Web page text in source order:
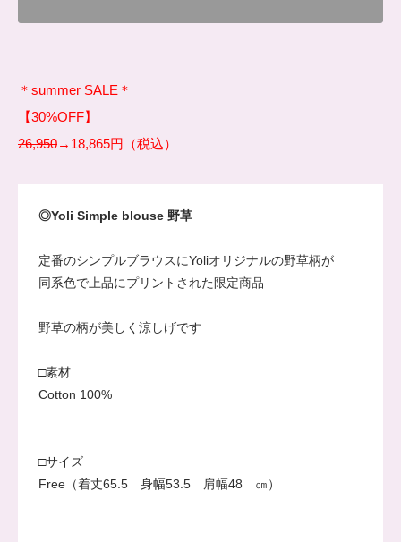
＊summer SALE＊
【30%OFF】
26,950→18,865円（税込）
◎Yoli Simple blouse 野草
定番のシンプルブラウスにYoliオリジナルの野草柄が
同系色で上品にプリントされた限定商品
野草の柄が美しく涼しげです
□素材
Cotton 100%
□サイズ
Free（着丈65.5 身幅53.5 肩幅48 ㎝）